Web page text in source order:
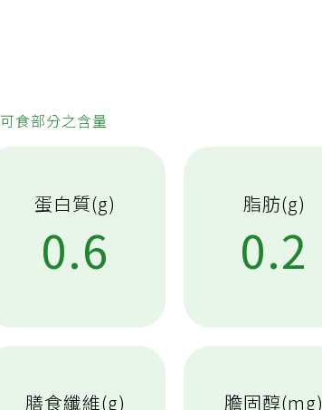
食部分之含量
蛋白質(g)
0.6
脂肪(g)
0.2
膳食纖維(g) 膽固醇(mg)